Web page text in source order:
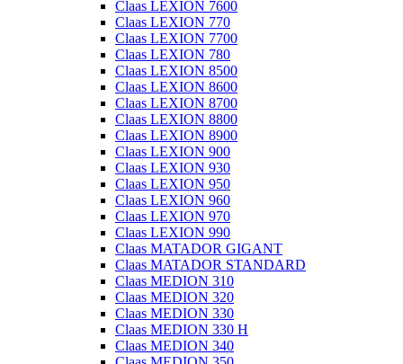
Claas LEXION 7600
Claas LEXION 770
Claas LEXION 7700
Claas LEXION 780
Claas LEXION 8500
Claas LEXION 8600
Claas LEXION 8700
Claas LEXION 8800
Claas LEXION 8900
Claas LEXION 900
Claas LEXION 930
Claas LEXION 950
Claas LEXION 960
Claas LEXION 970
Claas LEXION 990
Claas MATADOR GIGANT
Claas MATADOR STANDARD
Claas MEDION 310
Claas MEDION 320
Claas MEDION 330
Claas MEDION 330 H
Claas MEDION 340